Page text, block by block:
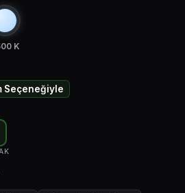
K
Seçeneğiyle